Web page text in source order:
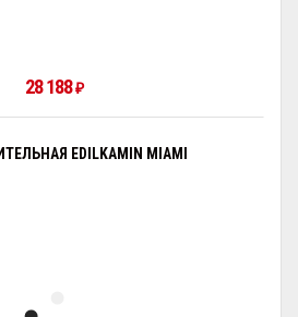
28 188₽
EDILKAMIN MIAMI